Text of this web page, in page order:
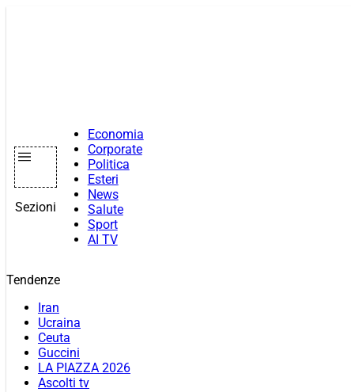
Sezioni
Economia
Corporate
Politica
Esteri
News
Salute
Sport
AI TV
Tendenze
Iran
Ucraina
Ceuta
Guccini
LA PIAZZA 2026
Ascolti tv